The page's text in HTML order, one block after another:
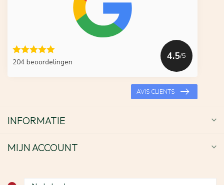
204 beoordelingen
4.5/5
AVIS CLIENTS
INFORMATIE
MIJN ACCOUNT